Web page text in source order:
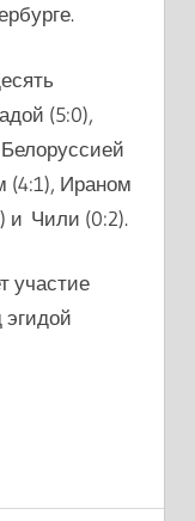
(5:0),
(4:1), Ираном
и Чили (0:2).
участие